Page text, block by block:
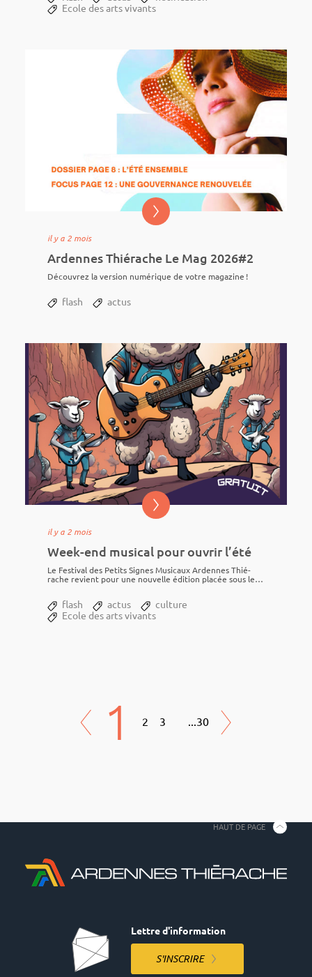
Ecole des arts vivants
Ardennes Thiérache Le Mag 2026#2
il y a 2 mois
Décou­vrez la version numé­rique de votre maga­zine !
flash actus
Week-end musical pour ouvrir l’été
il y a 2 mois
Le Festi­val des Petits Signes Musi­caux Ardennes Thié­
rache revient pour une nouvelle édition placée sous le
flash actus
culture
Ecole des arts vivants
1 2 3 ...30
Lettre d'information
S'INSCRIRE
HAUT DE PAGE